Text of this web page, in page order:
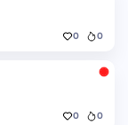
0 0
0 0